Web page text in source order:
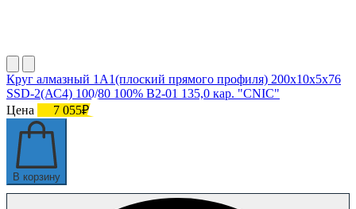
Круг алмазный 1А1(плоский прямого профиля) 200х10х5х76
SSD-2(АС4) 100/80 100% В2-01 135,0 кар. "CNIC"
Цена
7 055₽
В корзину